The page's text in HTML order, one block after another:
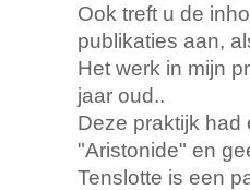
Ook treft u de
publikaties aan,
Het werk in mijn
jaar oud..
Deze praktijk had
"Aristonide" en
Tenslotte is een